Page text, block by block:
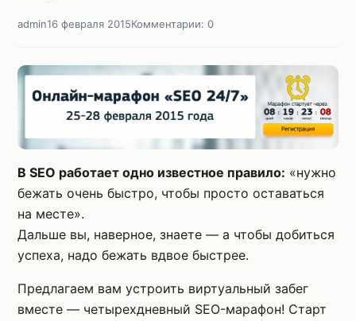
admin16 февраля 2015Комментарии: 0
В SEO работает одно известное правило: «нужно
бежать очень быстро, чтобы просто оставаться
на месте».
Дальше вы, наверное, знаете — а чтобы добиться
успеха, надо бежать вдвое быстрее.
Предлагаем вам устроить виртуальный забег
вместе — четырехдневный SEO-марафон! Старт